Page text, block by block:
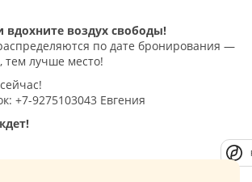
вдохните воздух свободы!
по дате бронирования —
тем лучше место!
+7-9275103043 Евгения